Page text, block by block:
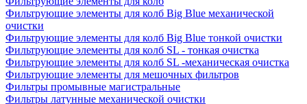
Фильтрующие элементы для колб Big Blue механической
очистки
Фильтрующие элементы для колб Big Blue тонкой очистки
Фильтрующие элементы для колб SL - тонкая очистка
Фильтрующие элементы для колб SL -механическая очистка
Фильтрующие элементы для мешочных фильтров
Фильтры промывные магистральные
Фильтры латунные механической очистки